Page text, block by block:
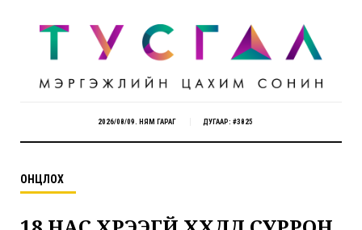
2026/08/09. НЯМ ГАРАГ ДУГААР: #3825
ОНЦЛОХ